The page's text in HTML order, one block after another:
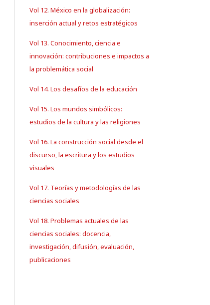
Vol 12. México en la globalización:
inserción actual y retos estratégicos
Vol 13. Conocimiento, ciencia e
innovación: contribuciones e impactos a
la problemática social
Vol 14. Los desafíos de la educación
Vol 15. Los mundos simbólicos:
estudios de la cultura y las religiones
Vol 16. La construcción social desde el
discurso, la escritura y los estudios
visuales
Vol 17. Teorías y metodologías de las
ciencias sociales
Vol 18. Problemas actuales de las
ciencias sociales: docencia,
investigación, difusión, evaluación,
publicaciones